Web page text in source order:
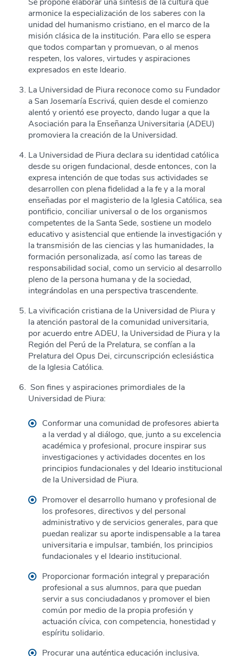
armonice la especialización de los saberes con la
unidad del humanismo cristiano, en el marco de la
misión clásica de la institución. Para ello se espera
que todos compartan y promuevan, o al menos
respeten, los valores, virtudes y aspiraciones
expresados en este Ideario.
La Universidad de Piura reconoce como su Fundador
a San Josemaría Escrivá, quien desde el comienzo
alentó y orientó ese proyecto, dando lugar a que la
Asociación para la Enseñanza Universitaria (ADEU)
promoviera la creación de la Universidad.
La Universidad de Piura declara su identidad católica
desde su origen fundacional, desde entonces, con la
expresa intención de que todas sus actividades se
desarrollen con plena fidelidad a la fe y a la moral
enseñadas por el magisterio de la Iglesia Católica, sea
pontificio, conciliar universal o de los organismos
competentes de la Santa Sede, sostiene un modelo
educativo y asistencial que entiende la investigación y
la transmisión de las ciencias y las humanidades, la
formación personalizada, así como las tareas de
responsabilidad social, como un servicio al desarrollo
pleno de la persona humana y de la sociedad,
integrándolas en una perspectiva trascendente.
La vivificación cristiana de la Universidad de Piura y
la atención pastoral de la comunidad universitaria,
por acuerdo entre ADEU, la Universidad de Piura y la
Región del Perú de la Prelatura, se confían a la
Prelatura del Opus Dei, circunscripción eclesiástica
de la Iglesia Católica.
Son fines y aspiraciones primordiales de la
Universidad de Piura:
Conformar una comunidad de profesores abierta
a la verdad y al diálogo, que, junto a su excelencia
académica y profesional, procure inspirar sus
investigaciones y actividades docentes en los
principios fundacionales y del Ideario institucional
de la Universidad de Piura.
Promover el desarrollo humano y profesional de
los profesores, directivos y del personal
administrativo y de servicios generales, para que
puedan realizar su aporte indispensable a la tarea
universitaria e impulsar, también, los principios
fundacionales y el Ideario institucional.
Proporcionar formación integral y preparación
profesional a sus alumnos, para que puedan
servir a sus conciudadanos y promover el bien
común por medio de la propia profesión y
actuación cívica, con competencia, honestidad y
espíritu solidario.
Procurar una auténtica educación inclusiva,